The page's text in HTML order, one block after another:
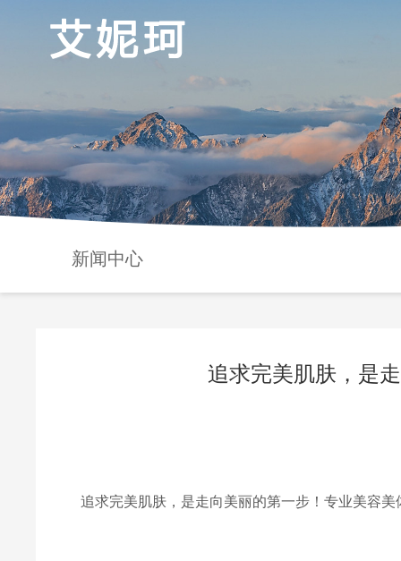
新闻中心
追求完美肌肤，是
追求完美肌肤，是走向美丽的第一步！专业美容